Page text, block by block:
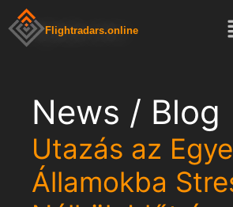
Flightradars.online
News / Blog
Utazás az
Államokba